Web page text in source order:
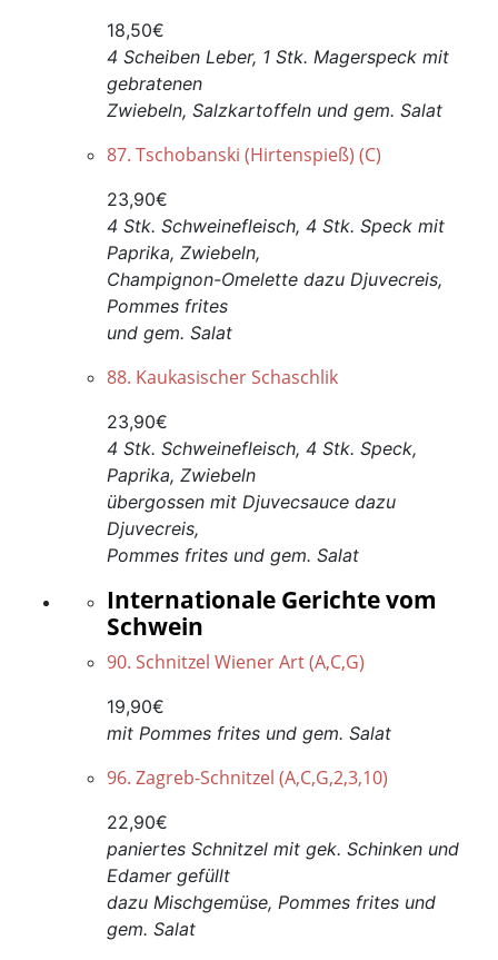
18,50€
4 Scheiben Leber, 1 Stk. Magerspeck mit
gebratenen
Zwiebeln, Salzkartoffeln und gem. Salat
87. Tschobanski (Hirtenspieß) (C)
23,90€
4 Stk. Schweinefleisch, 4 Stk. Speck mit
Paprika, Zwiebeln,
Champignon-Omelette dazu Djuvecreis,
Pommes frites
und gem. Salat
88. Kaukasischer Schaschlik
23,90€
4 Stk. Schweinefleisch, 4 Stk. Speck,
Paprika, Zwiebeln
übergossen mit Djuvecsauce dazu
Djuvecreis,
Pommes frites und gem. Salat
Internationale Gerichte vom
Schwein
90. Schnitzel Wiener Art (A,C,G)
19,90€
mit Pommes frites und gem. Salat
96. Zagreb-Schnitzel (A,C,G,2,3,10)
22,90€
paniertes Schnitzel mit gek. Schinken und
Edamer gefüllt
dazu Mischgemüse, Pommes frites und
gem. Salat